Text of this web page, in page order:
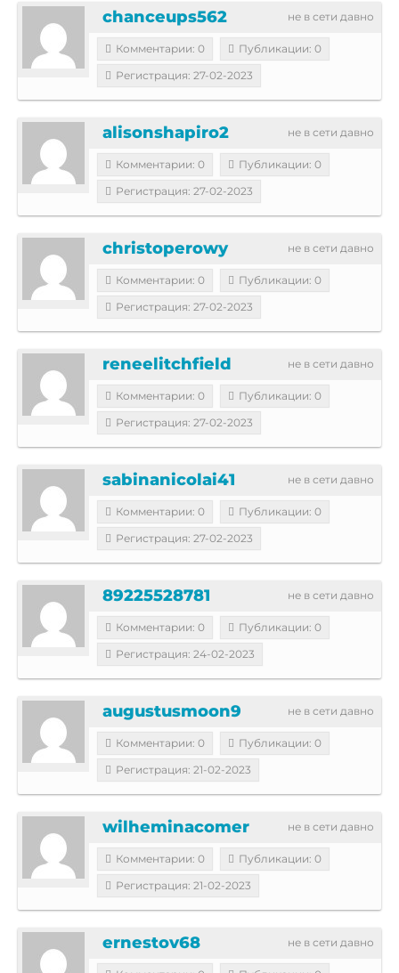
не в сети давно
chanceups562
Комментарии: 0
Публикации: 0
Регистрация: 27-02-2023
не в сети давно
alisonshapiro2
Комментарии: 0
Публикации: 0
Регистрация: 27-02-2023
не в сети давно
christoperowy
Комментарии: 0
Публикации: 0
Регистрация: 27-02-2023
не в сети давно
reneelitchfield
Комментарии: 0
Публикации: 0
Регистрация: 27-02-2023
не в сети давно
sabinanicolai41
Комментарии: 0
Публикации: 0
Регистрация: 27-02-2023
не в сети давно
89225528781
Комментарии: 0
Публикации: 0
Регистрация: 24-02-2023
не в сети давно
augustusmoon9
Комментарии: 0
Публикации: 0
Регистрация: 21-02-2023
не в сети давно
wilheminacomer
Комментарии: 0
Публикации: 0
Регистрация: 21-02-2023
не в сети давно
ernestov68